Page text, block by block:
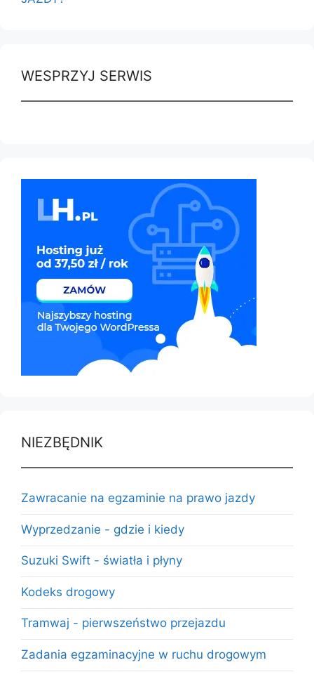
WESPRZYJ SERWIS
NIEZBĘDNIK
Zawracanie na egzaminie na prawo jazdy
Wyprzedzanie - gdzie i kiedy
Suzuki Swift - światła i płyny
Kodeks drogowy
Tramwaj - pierwszeństwo przejazdu
Zadania egzaminacyjne w ruchu drogowym